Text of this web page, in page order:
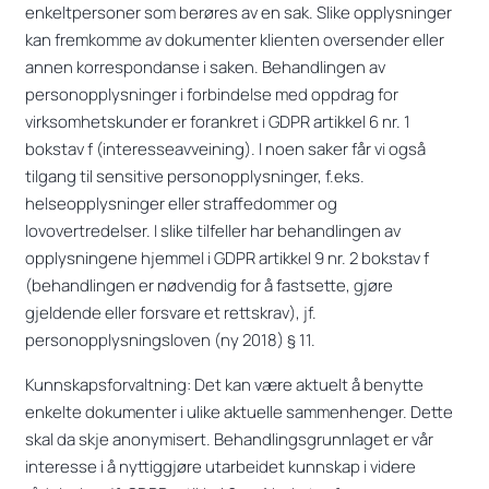
enkeltpersoner som berøres av en sak. Slike opplysninger
kan fremkomme av dokumenter klienten oversender eller
annen korrespondanse i saken. Behandlingen av
personopplysninger i forbindelse med oppdrag for
virksomhetskunder er forankret i GDPR artikkel 6 nr. 1
bokstav f (interesseavveining). I noen saker får vi også
tilgang til sensitive personopplysninger, f.eks.
helseopplysninger eller straffedommer og
lovovertredelser. I slike tilfeller har behandlingen av
opplysningene hjemmel i GDPR artikkel 9 nr. 2 bokstav f
(behandlingen er nødvendig for å fastsette, gjøre
gjeldende eller forsvare et rettskrav), jf.
personopplysningsloven (ny 2018) § 11.
Kunnskapsforvaltning: Det kan være aktuelt å benytte
enkelte dokumenter i ulike aktuelle sammenhenger. Dette
skal da skje anonymisert. Behandlingsgrunnlaget er vår
interesse i å nyttiggjøre utarbeidet kunnskap i videre